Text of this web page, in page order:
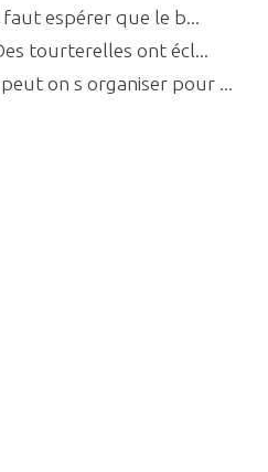
espérer que le b...
tourterelles ont écl...
on s organiser pour ...